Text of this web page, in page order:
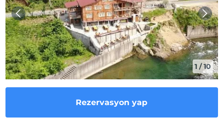
1 /10
Rezervasyon yap